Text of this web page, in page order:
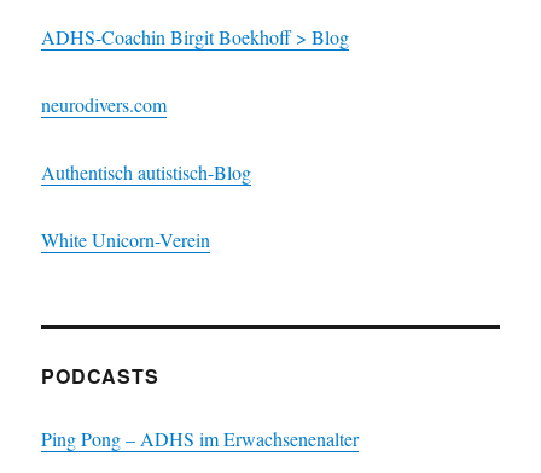
ADHS-Coachin Birgit Boekhoff > Blog
neurodivers.com
Authentisch autistisch-Blog
White Unicorn-Verein
PODCASTS
Ping Pong – ADHS im Erwachsenenalter